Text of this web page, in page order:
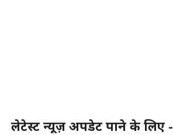
लेटेस्ट न्यूज़ अपडेट पाने के लिए -